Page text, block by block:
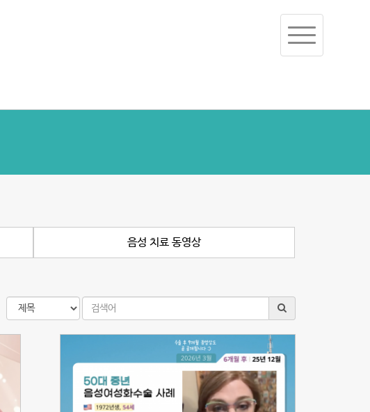
Toggle
navigation
음성 치료 동영상